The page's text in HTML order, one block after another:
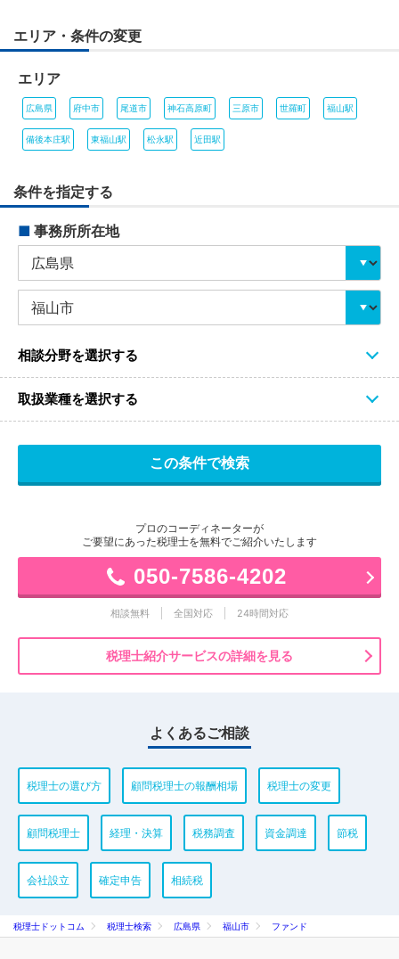
エリア・条件の変更
エリア
広島県 府中市 尾道市 神石高原町 三原市 世羅町 福山駅
備後本庄駅 東福山駅 松永駅 近田駅
条件を指定する
■ 事務所所在地
相談分野を選択する
取扱業種を選択する
プロのコーディネーターが
ご要望にあった税理士を無料でご紹介いたします
050-7586-4202
相談無料 全国対応 24時間対応
税理士紹介サービスの詳細を見る
よくあるご相談
税理士の選び方 顧問税理士の報酬相場 税理士の変更
顧問税理士 経理・決算 税務調査 資金調達 節税
会社設立 確定申告 相続税
税理士ドットコム 税理士検索 広島県 福山市 ファンド